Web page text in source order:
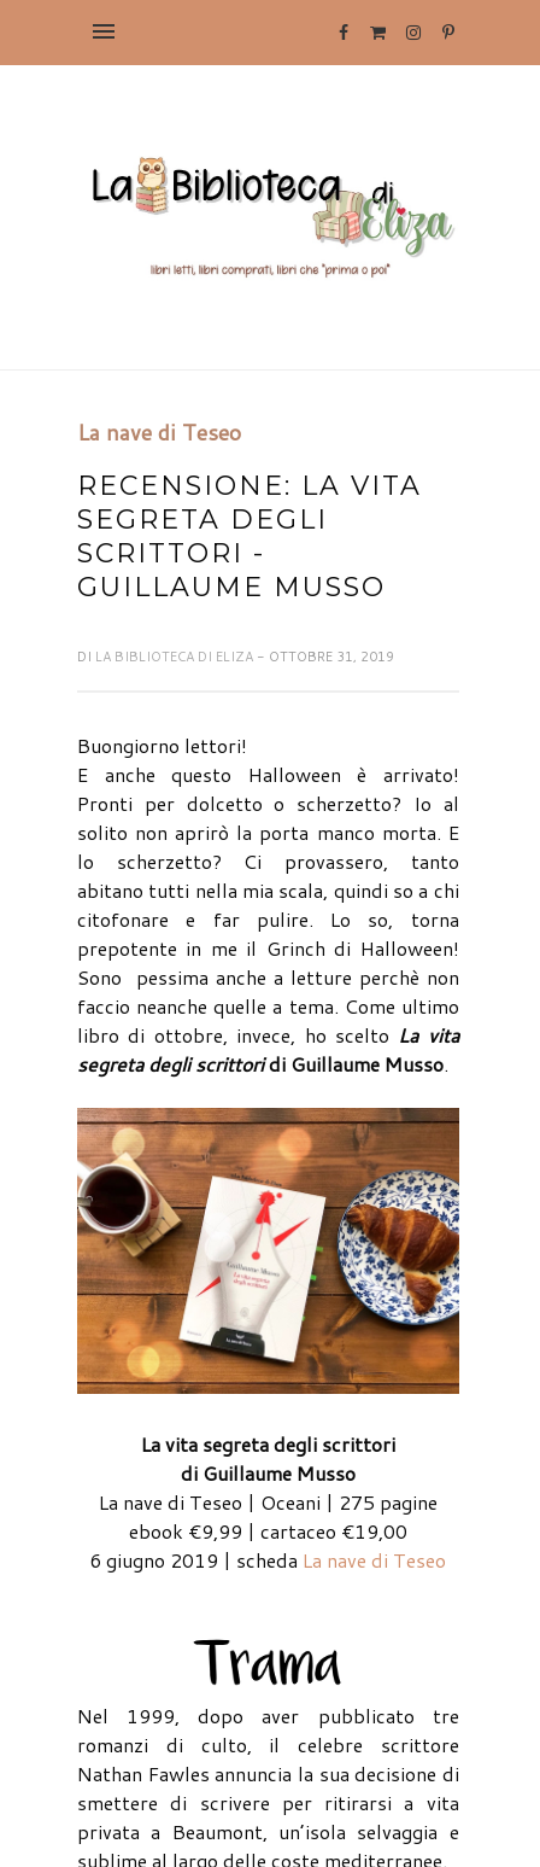
La nave di Teseo
RECENSIONE: LA VITA
SEGRETA DEGLI
SCRITTORI -
GUILLAUME MUSSO
DI LA BIBLIOTECA DI ELIZA - OTTOBRE 31, 2019
Buongiorno lettori!
E anche questo Halloween è arrivato!
Pronti per dolcetto o scherzetto? Io al
solito non aprirò la porta manco morta. E
lo scherzetto? Ci provassero, tanto
abitano tutti nella mia scala, quindi so a chi
citofonare e far pulire. Lo so, torna
prepotente in me il Grinch di Halloween!
Sono pessima anche a letture perchè non
faccio neanche quelle a tema. Come ultimo
libro di ottobre, invece, ho scelto La vita
segreta degli scrittoridi Guillaume Musso.
La vita segreta degli scrittori
di Guillaume Musso
La nave di Teseo | Oceani | 275 pagine
ebook €9,99 | cartaceo €19,00
6 giugno 2019 | scheda La nave di Teseo
Nel 1999, dopo aver pubblicato tre
romanzi di culto, il celebre scrittore
Nathan Fawles annuncia la sua decisione di
smettere di scrivere per ritirarsi a vita
privata a Beaumont, un’isola selvaggia e
sublime al largo delle coste mediterranee.